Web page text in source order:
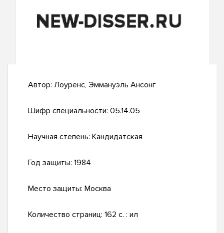
Автор: Лоуренс, Эммануэль Ансонг
Шифр специальности: 05.14.05
Научная степень: Кандидатская
Год защиты: 1984
Место защиты: Москва
Количество страниц: 162 c. : ил